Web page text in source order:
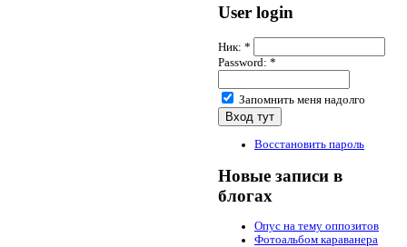
User login
Ник: *
Password: *
Запомнить меня надолго
Восстановить пароль
Новые записи в
блогах
Опус на тему оппозитов
Фотоальбом караванера